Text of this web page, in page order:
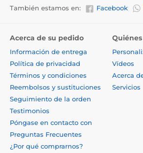
También estamos en: Facebook
Acerca de su pedido
Información de entrega
Política de privacidad
Términos y condiciones
Reembolsos y sustituciones
Seguimiento de la orden
Testimonios
Póngase en contacto con
Preguntas Frecuentes
¿Por qué comprarnos?
Vídeos
Acerca
Servicios